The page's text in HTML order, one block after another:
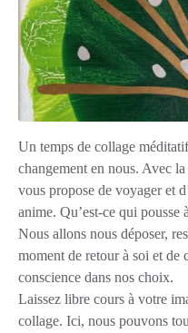
Un temps de collage
changement en nous. Avec
vous propose de voyager et
anime. Qu’est-ce qui pousse
Nous allons nous déposer,
moment de retour à soi et de
conscience dans nos choix.
Laissez libre cours à votre
collage. Ici, nous pouvons